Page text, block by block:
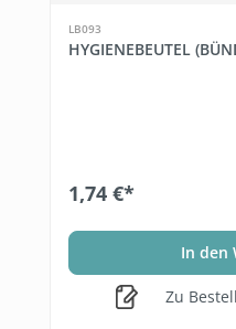
LB093
HYGIENEBEUTEL
1,74 €*
In den
Zu